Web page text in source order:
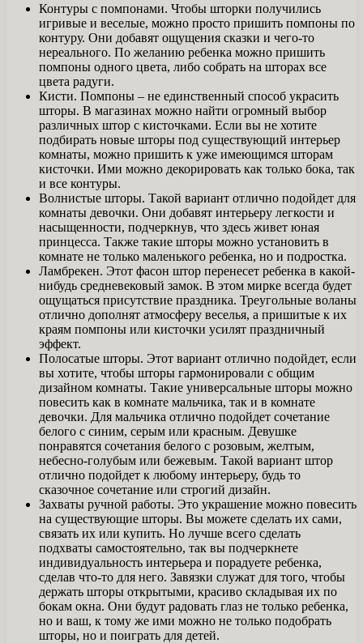
Контуры с помпонами. Чтобы шторки получились
игривые и веселые, можно просто пришить помпоны по
контуру. Они добавят ощущения сказки и чего-то
нереального. По желанию ребенка можно пришить
помпоны одного цвета, либо собрать на шторах все
цвета радуги.
Кисти. Помпоны – не единственный способ украсить
шторы. В магазинах можно найти огромный выбор
различных штор с кисточками. Если вы не хотите
подбирать новые шторы под существующий интерьер
комнаты, можно пришить к уже имеющимся шторам
кисточки. Ими можно декорировать как только бока, так
и все контуры.
Волнистые шторы. Такой вариант отлично подойдет для
комнаты девочки. Они добавят интерьеру легкости и
насыщенности, подчеркнув, что здесь живет юная
принцесса. Также такие шторы можно установить в
комнате не только маленького ребенка, но и подростка.
Ламбрекен. Этот фасон штор перенесет ребенка в какой-
нибудь средневековый замок. В этом мирке всегда будет
ощущаться присутствие праздника. Треугольные воланы
отлично дополнят атмосферу веселья, а пришитые к их
краям помпоны или кисточки усилят праздничный
эффект.
Полосатые шторы. Этот вариант отлично подойдет, если
вы хотите, чтобы шторы гармонировали с общим
дизайном комнаты. Такие универсальные шторы можно
повесить как в комнате мальчика, так и в комнате
девочки. Для мальчика отлично подойдет сочетание
белого с синим, серым или красным. Девушке
понравятся сочетания белого с розовым, желтым,
небесно-голубым или бежевым. Такой вариант штор
отлично подойдет к любому интерьеру, будь то
сказочное сочетание или строгий дизайн.
Захваты ручной работы. Это украшение можно повесить
на существующие шторы. Вы можете сделать их сами,
связать их или купить. Но лучше всего сделать
подхваты самостоятельно, так вы подчеркнете
индивидуальность интерьера и порадуете ребенка,
сделав что-то для него. Завязки служат для того, чтобы
держать шторы открытыми, красиво складывая их по
бокам окна. Они будут радовать глаз не только ребенка,
но и ваш, к тому же ими можно не только подобрать
шторы, но и поиграть для детей.